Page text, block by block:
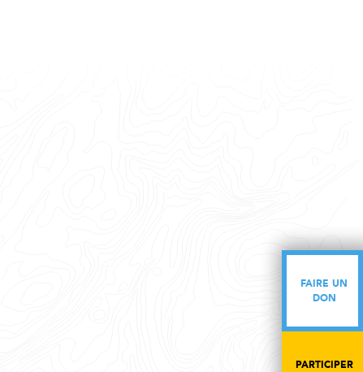
FAIRE UN
DON
PARTICIPER
FAIRE UN
DON
PARTICIPER